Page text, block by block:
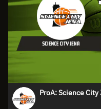
ProA: Science City